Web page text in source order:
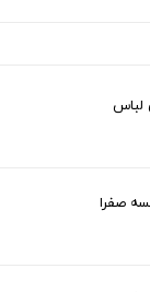
لباس
صفرا